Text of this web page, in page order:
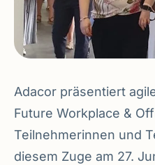
Adacor präsentiert
Future Workplace &
Teilnehmerinnen und
diesem Zuge am 27.